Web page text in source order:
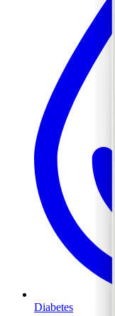
Diabetes